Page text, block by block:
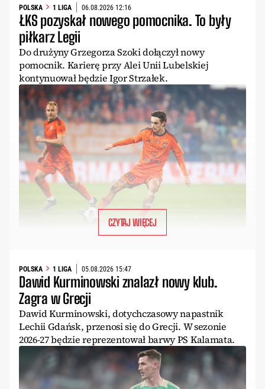
POLSKA 1 LIGA 06.08.2026 12:16
ŁKS pozyskał nowego pomocnika. To były
piłkarz Legii
Do drużyny Grzegorza Szoki dołączył nowy
pomocnik. Karierę przy Alei Unii Lubelskiej
kontynuował będzie Igor Strzałek.
CZYTAJ WIĘCEJ
POLSKA 1 LIGA 05.08.2026 15:47
Dawid Kurminowski znalazł nowy klub.
Zagra w Grecji
Dawid Kurminowski, dotychczasowy napastnik
Lechii Gdańsk, przenosi się do Grecji. W sezonie
2026-27 będzie reprezentował barwy PS Kalamata.